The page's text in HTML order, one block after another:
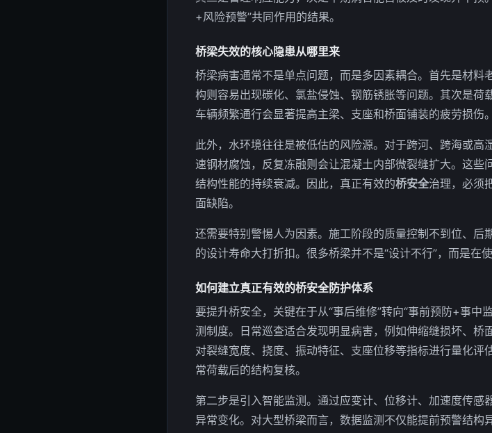
+风险预警”共同作用的结果。
桥梁失效的核心隐患从哪里来
桥梁病害通常不是单点问题，而是多因素耦合。首先是材
构则容易出现碳化、氯盐侵蚀、钢筋锈胀等问题。其次是
车辆频繁通行会显著提高主梁、支座和桥面铺装的疲劳损伤。
此外，水环境往往是被低估的风险源。对于跨河、跨海或
速钢材腐蚀，反复冻融则会让混凝土内部微裂缝扩大。这
结构性能的持续衰减。因此，真正有效的桥安全治理，必须
面缺陷。
还需要特别警惕人为因素。施工阶段的质量控制不到位、
的设计寿命大打折扣。很多桥梁并不是“设计不行”，而是在
如何建立真正有效的桥安全防护体系
要提升桥安全，关键在于从“事后维修”转向“事前预防+事
测制度。日常巡查适合发现明显病害，例如伸缩缝损坏、桥
对裂缝宽度、挠度、振动特征、支座位移等指标进行量化
常荷载后的结构复核。
第二步是引入智能监测。通过应变计、位移计、加速度传
异常变化。对大型桥梁而言，数据监测不仅能提前预警结构